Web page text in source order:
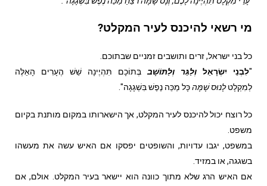
מי רשאי להיכנס לעיר המקלט?
כל בני ישראל, זרים ותושבים זמניים שבתוכם.
"לִבְנֵי יִשְׂרָאֵל וְלַגֵּר וְלַתּוֹשָׁב
בְּתוֹכָם תִּהְיֶינָה שֵׁשׁ הֶעָרִים הָאֵלֶּה
לְמִקְלָטלָנוּס שָׁמָּהכָּל מַכֵּה נֶפֶשׁ בִּשְׁגָגָה".
כל רוצח יכול להיכנס לעיר המקלט, אך הישארותו במקום מותנת בקיום
משפט.
במשפט, יגבו עדויות, והשופטים יפסקו אם האיש עשה את מעשהו
בשגגה, או במזיד.
אם האיש הרג שלא מתוך כוונה הוא יישאר בעיר המקלט. אולם, אם